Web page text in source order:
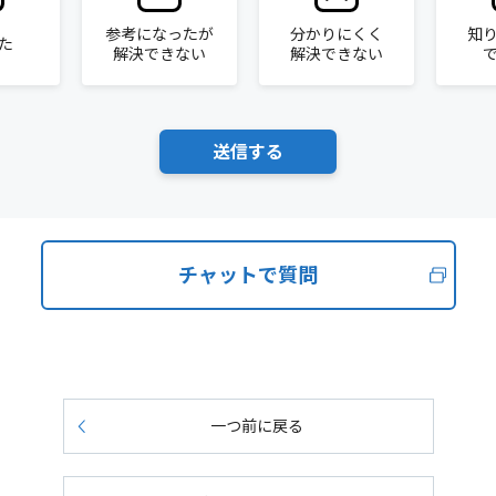
参考になったが
解決できない
分かりにくく
解決できない
知
チャットで質問
一つ前に戻る